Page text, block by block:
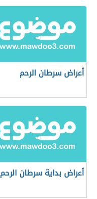
أعراض سرطان الرحم
أعراض بداية سرطان الرحم